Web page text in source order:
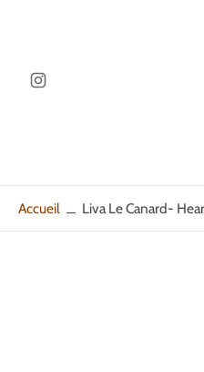
Accueil Liva Le Canard-